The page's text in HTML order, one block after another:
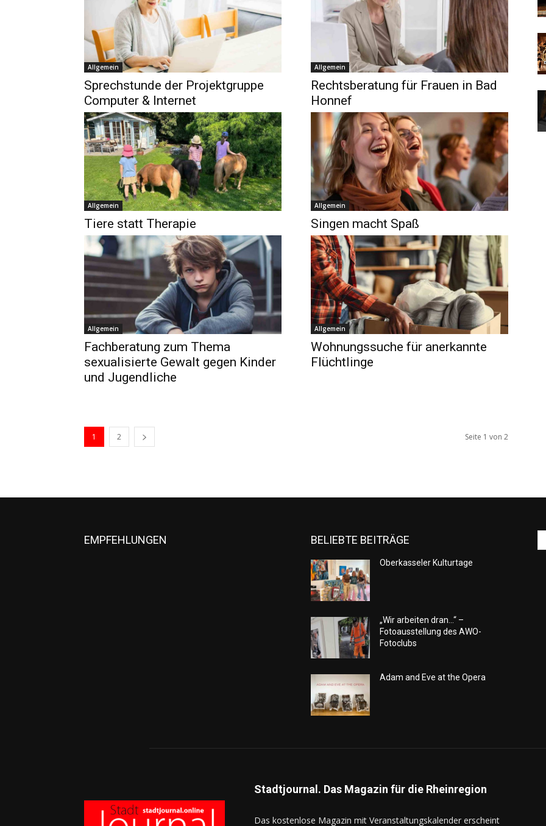
Allgemein
Sprechstunde der Projektgruppe
Computer & Internet
Allgemein
Rechtsberatung für Frauen in Bad
Honnef
Allgemein
Tiere statt Therapie
Allgemein
Singen macht Spaß
Allgemein
Fachberatung zum Thema
sexualisierte Gewalt gegen Kinder
und Jugendliche
Allgemein
Wohnungssuche für anerkannte
Flüchtlinge
1 2 Seite 1 von 2
EMPFEHLUNGEN BELIEBTE BEITRÄGE
Oberkasseler Kulturtage
„Wir arbeiten dran…“ –
Fotoausstellung des AWO-
Fotoclubs
Adam and Eve at the Opera
Stadtjournal. Das Magazin für die Rheinregion
Das kostenlose Magazin mit Veranstaltungskalender erscheint